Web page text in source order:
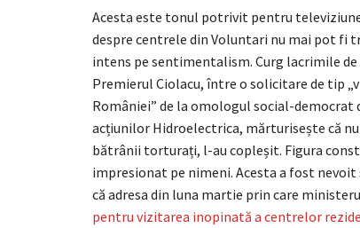
Acesta este tonul potrivit pentru
despre centrele din Voluntari nu mai pot fi
intens pe sentimentalism. Curg lacrimile
Premierul Ciolacu, între o solicitare de tip
României” de la omologul social-democrat
acțiunilor Hidroelectrica, mărturisește că
bătrânii torturați, l-au copleșit. Figura
impresionat pe nimeni. Acesta a fost nevoit
că adresa din luna martie prin care
pentru vizitarea inopinată a centrelor